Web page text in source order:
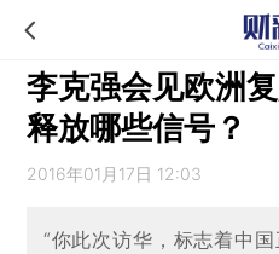
李克强会见欧洲
释放哪些信号？
2016年01月17日 12:03
“你此次访华，标志着中